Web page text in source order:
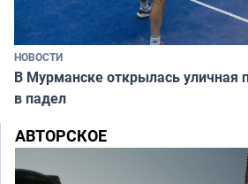
НОВОСТИ
В Мурманске открылась уличная
в падел
АВТОРСКОЕ